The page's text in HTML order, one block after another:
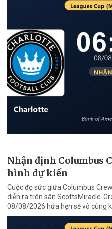
Nhận định Columbus
hình dự kiến
Cuộc đọ sức giữa Columbus
diễn ra trên sân ScottsMiracle-
08/08/2026 hứa hẹn sẽ vô cùng